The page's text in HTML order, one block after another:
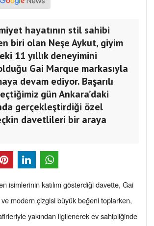
hayatının stil sahibi
biri olan Neşe Aykut, giyim
11 yıllık deneyimini
Gai Marque markasıyla
devam ediyor. Başarılı
gün Ankara’daki
gerçekleştirdiği özel
davetlileri bir araya
isimlerinin katılım gösterdiği davette, Gai
ve modern çizgisi büyük beğeni toplarken,
yakından ilgilenerek ev sahipliğinde